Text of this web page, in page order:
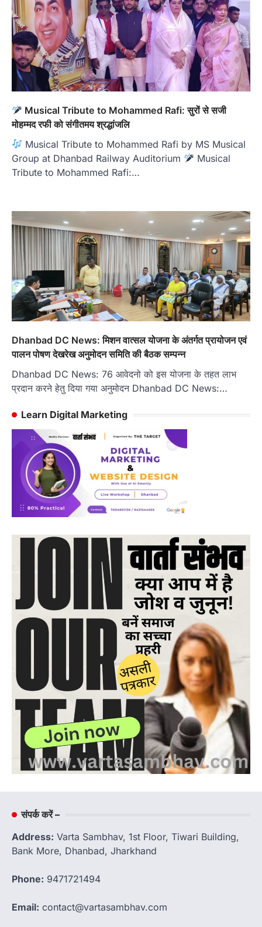
Musical Tribute to Mohammed Rafi: सुरों से सजी
मोहम्मद रफी को संगीतमय श्रद्धांजलि
Musical Tribute to Mohammed Rafi by MS Musical
Group at Dhanbad Railway Auditorium
Musical
Tribute to Mohammed Rafi:…
Dhanbad DC News: मिशन वात्सल योजना के अंतर्गत प्रायोजन एवं
पालन पोषण देखरेख अनुमोदन समिति की बैठक सम्पन्न
Dhanbad DC News: 76 आवेदनो को इस योजना के तहत लाभ
प्रदान करने हेतु दिया गया अनुमोदन Dhanbad DC News:…
Learn Digital Marketing
संपर्क करें –
Address: Varta Sambhav, 1st Floor, Tiwari Building,
Bank More, Dhanbad, Jharkhand
Phone: 9471721494
Email: contact@vartasambhav.com